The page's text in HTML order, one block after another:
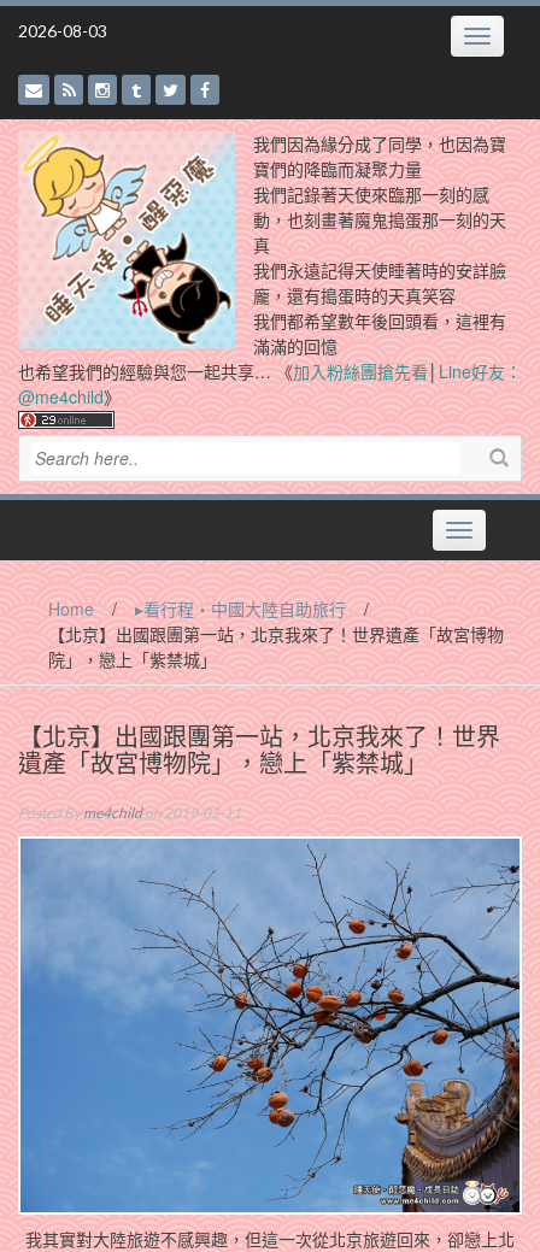
Skip
2026-08-03 Toggle
我們因為緣分成了同學，也因為寶
寶們的降臨而凝聚力量
我們記錄著天使來臨那一刻的感
動，也刻畫著魔鬼搗蛋那一刻的天
真
我們永遠記得天使睡著時的安詳臉
龐，還有搗蛋時的天真笑容
我們都希望數年後回頭看，這裡有
滿滿的回憶
也希望我們的經驗與您一起共享… 《加入粉絲團搶先看│Line好友：
@me4child》
Toggle
navigation
Home / ▸看行程‧中國大陸自助旅行
/
【北京】出國跟團第一站，北京我來了！世界遺產「故宮博物
院」，戀上「紫禁城」
【北京】出國跟團第一站，北京我來了！世界
遺產「故宮博物院」，戀上「紫禁城」
Posted Byme4childon 2019-02-11
我其實對大陸旅遊不感興趣，但這一次從北京旅遊回來，卻戀上北